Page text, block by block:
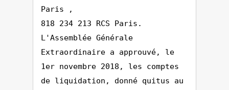
Paris ,
818 234 213 RCS Paris.
L'Assemblée Générale
Extraordinaire a approuvé, le
1er novembre 2018, les comptes
de liquidation, donné quitus au